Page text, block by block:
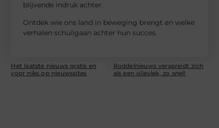
blijvende indruk achter.
Ontdek wie ons land in beweging brengt en welke
verhalen schuilgaan achter hun succes.
Het laatste nieuws gratis en
voor niks op nieuwssites
Roddelnieuws verspreidt zich
als een olievlek, zo snel!